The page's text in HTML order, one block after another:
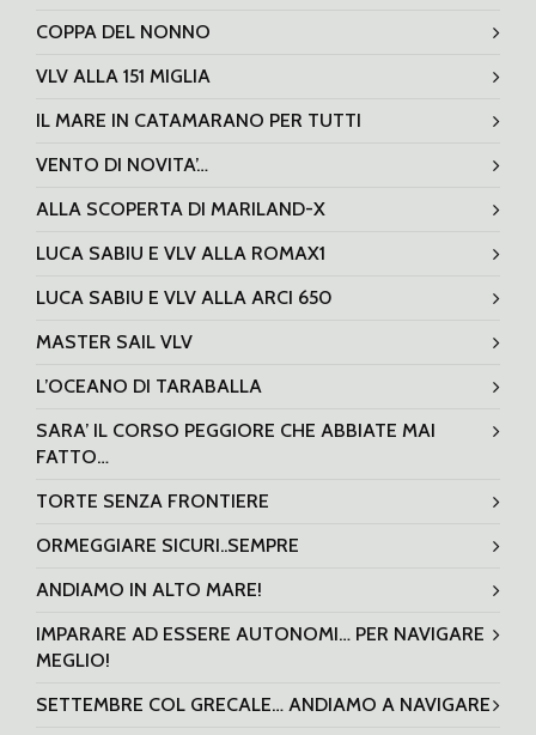
COPPA DEL NONNO
VLV ALLA 151 MIGLIA
IL MARE IN CATAMARANO PER TUTTI
VENTO DI NOVITA’…
ALLA SCOPERTA DI MARILAND-X
LUCA SABIU E VLV ALLA ROMAX1
LUCA SABIU E VLV ALLA ARCI 650
MASTER SAIL VLV
L’OCEANO DI TARABALLA
SARA’ IL CORSO PEGGIORE CHE ABBIATE MAI
FATTO…
TORTE SENZA FRONTIERE
ORMEGGIARE SICURI..SEMPRE
ANDIAMO IN ALTO MARE!
IMPARARE AD ESSERE AUTONOMI… PER NAVIGARE
MEGLIO!
SETTEMBRE COL GRECALE… ANDIAMO A NAVIGARE